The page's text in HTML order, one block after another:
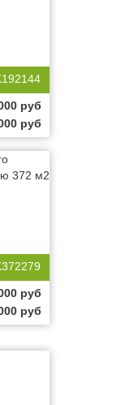
руб
руб
руб
руб